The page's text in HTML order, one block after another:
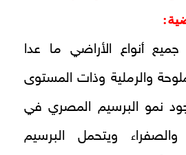
:
أنواع الأراضي ما عدا
والرملية وذات المستوى
نمو البرسيم المصري في
والصفراء ويتحمل البرسيم